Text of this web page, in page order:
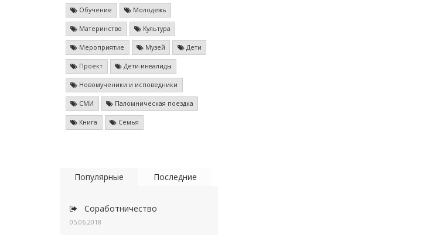
Обучение Молодежь
Материнство Культура
Мероприятие Музей Дети
Проект Дети-инвалиды
Новомученики и исповедники
СМИ Паломническая поездка
Книга Семья
Популярные Последние
Соработничество
05.06.2018